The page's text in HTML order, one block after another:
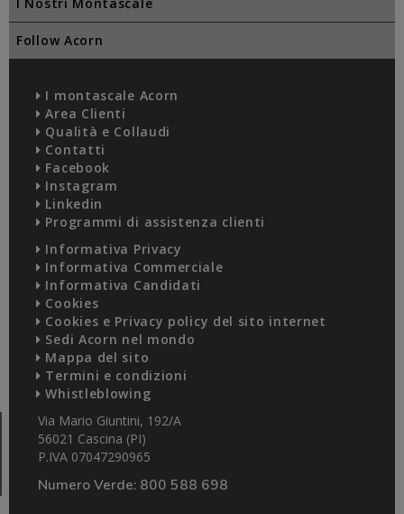
Follow Acorn
I montascale Acorn
Area Clienti
Qualità e Collaudi
Contatti
Facebook
Instagram
Linkedin
Programmi di assistenza clienti
Informativa Privacy
Informativa Commerciale
Informativa Candidati
Cookies
Cookies e Privacy policy del sito internet
Sedi Acorn nel mondo
Mappa del sito
Termini e condizioni
Whistleblowing
Via Mario Giuntini, 192/A
56021 Cascina (PI)
P.IVA 07047290965
Numero Verde: 800 588 698